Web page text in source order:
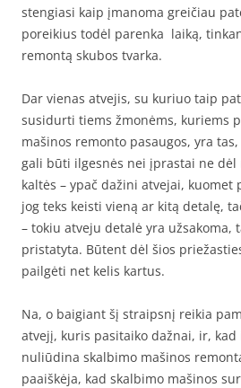
stengiasi kaip įmanoma greičiau
poreikius todėl parenka laiką,
remontą skubos tvarka.
Dar vienas atvejis, su kuriuo taip
susidurti tiems žmonėms, kuriems
mašinos remonto pasaugos, yra
gali būti ilgesnės nei įprastai ne dėl
kaltės – ypač dažini atvejai, kuomet
jog teks keisti vieną ar kitą detalę,
– tokiu atveju detalė yra užsakoma,
pristatyta. Būtent dėl šios
pailgėti net kelis kartus.
Na, o baigiant šį straipsnį reikia
atvejį, kuris pasitaiko dažnai, ir,
nuliūdina skalbimo mašinos
paaiškėja, kad skalbimo mašinos